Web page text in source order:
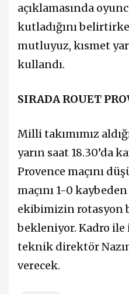
açıklamasında
kutladığını
mutluyuz, kısmet
kullandı.
SIRADA ROUET
Milli takımımız
yarın saat 18.30’da
Provence maçını
maçını 1-0
ekibimizin rotasyon
bekleniyor. Kadro
teknik direktör
verecek.